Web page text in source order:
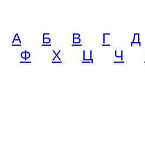
A Б В Г Д
Ф
Х Ц Ч